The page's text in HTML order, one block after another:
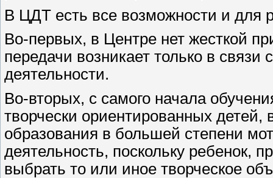
В ЦДТ есть все возможности и для
Во-первых, в Центре нет жесткой
передачи возникает только в
деятельности.
Во-вторых, с самого начала
творчески ориентированных детей,
образования в большей степени
деятельность, поскольку ребенок,
выбрать то или иное творческое